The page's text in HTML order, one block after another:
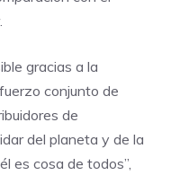
gracias a la
conjunto de
de
del planeta y de la
es cosa de todos”,